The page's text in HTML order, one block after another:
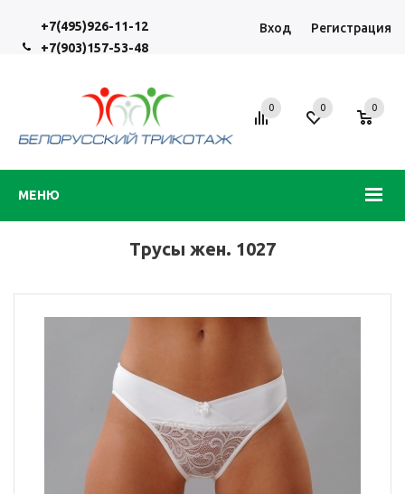
+7(495)926-11-12
+7(903)157-53-48
Вход Регистрация
МЕНЮ
0 0 0
Трусы жен. 1027